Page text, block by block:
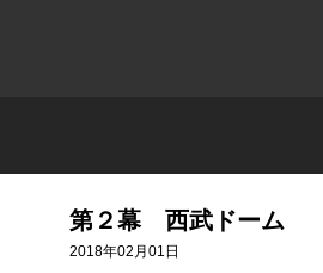
第２幕 西武ドーム
2018年02月01日